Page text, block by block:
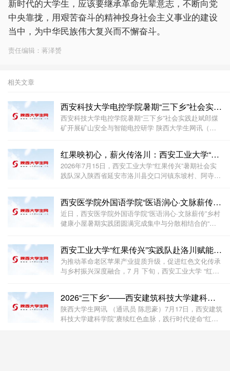
新时代的大学生，应该要继承革命先辈意志，不断向党
中央靠拢，用艰苦奋斗的精神投身社会主义事业的建设
当中，为中华民族伟大复兴而不懈奋斗。
责任编辑：蒋泽赟
相关文章
西安科技大学电控学院暑期“三下乡”社会实践赴斌郎煤
西安科技大学电控学院暑期“三下乡”社会实践赴斌郎煤
矿开展矿山安全与智能电控研学 陕西大学生网讯（通
践团在电控学院团委副书记赵海宁带队下，前往川 红果映初心，薪火传洛川：西安工业大学“红果传兴”实
2026年7月15日，西安工业大学“红果传兴”暑期社会实
践队深入陕西省延安市洛川县交口河镇东坡村、阿寺村
实践”为主线，通过走访果农、对话新农人、参观
西安医学院外国语学院“医语润心·文脉薪传”暑期实践
近日，西安医学院外国语学院“医语润心·文脉薪传”乡村
健康小屋暑期实践团圆满完成集中与分散相结合的“三
陕西铜川及各自家乡，以专业赋能实践，
西安工业大学“红果传兴”实践队赴洛川赋能老区乡村振
为推动革命老区苹果产业提质升级，促进红色文化传承
与乡村振兴深度融合，7 月 下旬，西安工业大学 “红果
挖掘本土红色
2026“三下乡”——西安建筑科技大学建科学院赴延安枣
陕西大学生网讯 （通讯员 陈思豪）7月17日，西安建筑
科技大学建科学院”赓续红色血脉，践行时代使命“红色